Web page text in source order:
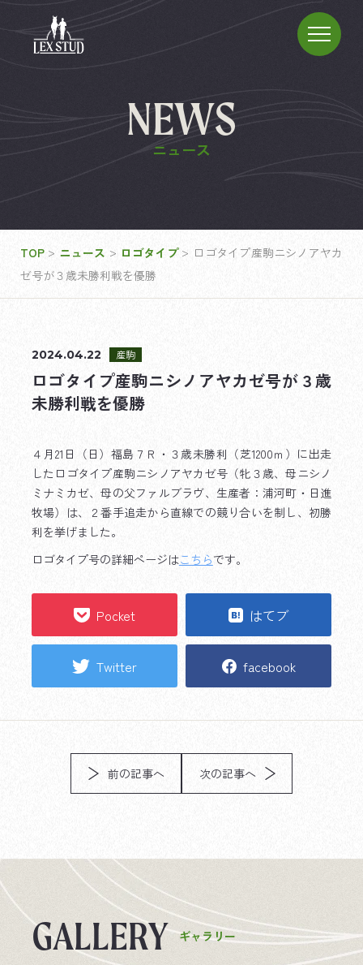
NEWS
ニュース
TOP > ニュース > ロゴタイプ > ロゴタイプ産駒ニシノアヤカ
ゼ号が３歳未勝利戦を優勝
2024.04.22 産駒
ロゴタイプ産駒ニシノアヤカゼ号が３歳
未勝利戦を優勝
４月21日（日）福島７Ｒ・３歳未勝利（芝1200ｍ）に出走
したロゴタイプ産駒ニシノアヤカゼ号（牝３歳、母ニシノ
ミナミカゼ、母の父ファルブラヴ、生産者：浦河町・日進
牧場）は、２番手追走から直線での競り合いを制し、初勝
利を挙げました。
ロゴタイプ号の詳細ページはこちらです。
Pocket はてブ
Twitter facebook
前の記事へ 次の記事へ
GALLERY ギャラリー